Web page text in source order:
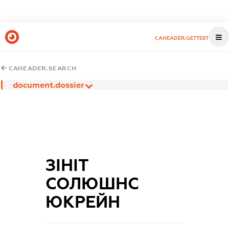
CAHEADER.GETTEST
CAHEADER.SEARCH
document.dossier
ЗІНІТ
СОЛЮШНС
ЮКРЕЙН